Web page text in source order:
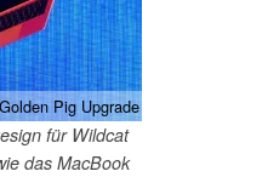
Pig Upgrade
für Wildcat
das MacBook